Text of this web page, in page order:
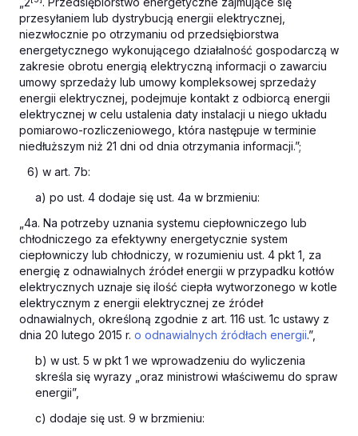
przesyłaniem lub dystrybucją energii elektrycznej,
niezwłocznie po otrzymaniu od przedsiębiorstwa
energetycznego wykonującego działalność gospodarczą w
zakresie obrotu energią elektryczną informacji o zawarciu
umowy sprzedaży lub umowy kompleksowej sprzedaży
energii elektrycznej, podejmuje kontakt z odbiorcą energii
elektrycznej w celu ustalenia daty instalacji u niego układu
pomiarowo-rozliczeniowego, która następuje w terminie
niedłuższym niż 21 dni od dnia otrzymania informacji.”;
6) w art. 7b:
a) po ust. 4 dodaje się ust. 4a w brzmieniu:
„4a. Na potrzeby uznania systemu ciepłowniczego lub
chłodniczego za efektywny energetycznie system
ciepłowniczy lub chłodniczy, w rozumieniu ust. 4 pkt 1, za
energię z odnawialnych źródeł energii w przypadku kotłów
elektrycznych uznaje się ilość ciepła wytworzonego w kotle
elektrycznym z energii elektrycznej ze źródeł
odnawialnych, określoną zgodnie z art. 116 ust. 1c ustawy z
dnia 20 lutego 2015 r. o odnawialnych źródłach energii.”,
b) w ust. 5 w pkt 1 we wprowadzeniu do wyliczenia
skreśla się wyrazy „oraz ministrowi właściwemu do spraw
energii”,
c) dodaje się ust. 9 w brzmieniu: